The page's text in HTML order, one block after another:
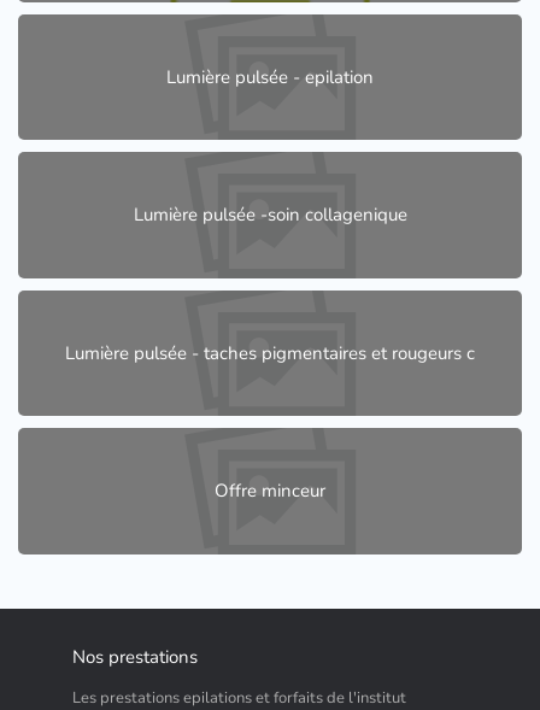
Lumière pulsée - epilation
Lumière pulsée -soin collagenique
Lumière pulsée - taches pigmentaires et rougeurs c
Offre minceur
Nos prestations
Les prestations epilations et forfaits de l'institut